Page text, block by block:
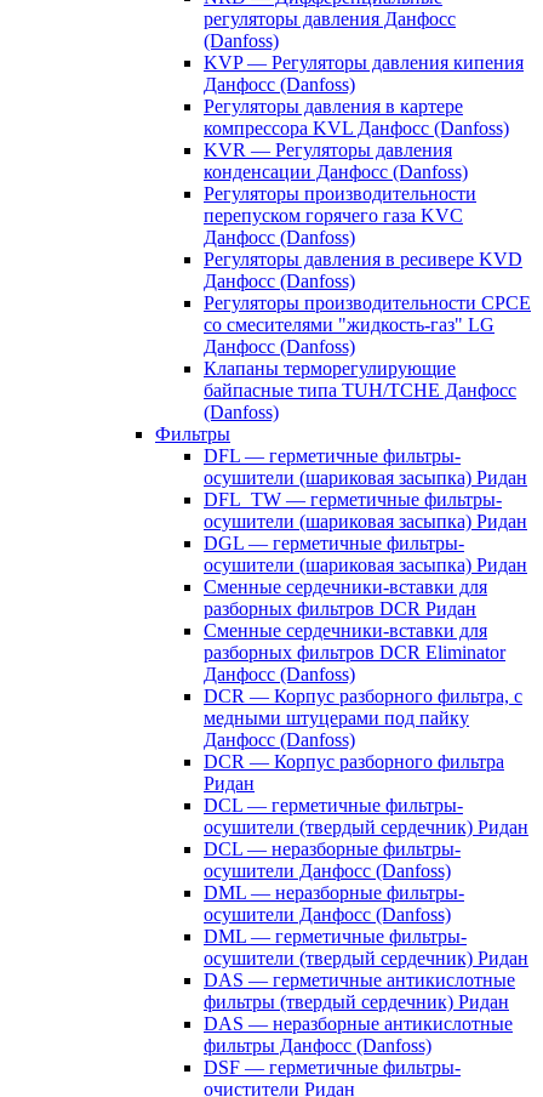
регуляторы давления Данфосс
(Danfoss)
KVP — Регуляторы давления кипения
Данфосс (Danfoss)
Регуляторы давления в картере
компрессора KVL Данфосс (Danfoss)
KVR — Регуляторы давления
конденсации Данфосс (Danfoss)
Регуляторы производительности
перепуском горячего газа KVC
Данфосс (Danfoss)
Регуляторы давления в ресивере KVD
Данфосс (Danfoss)
Регуляторы производительности CPCE
со смесителями "жидкость-газ" LG
Данфосс (Danfoss)
Клапаны терморегулирующие
байпасные типа TUH/TCHE Данфосс
(Danfoss)
Фильтры
DFL — герметичные фильтры-
осушители (шариковая засыпка) Ридан
DFL_TW — герметичные фильтры-
осушители (шариковая засыпка) Ридан
DGL — герметичные фильтры-
осушители (шариковая засыпка) Ридан
Сменные сердечники-вставки для
разборных фильтров DCR Ридан
Сменные сердечники-вставки для
разборных фильтров DCR Eliminator
Данфосс (Danfoss)
DCR — Корпус разборного фильтра, с
медными штуцерами под пайку
Данфосс (Danfoss)
DCR — Корпус разборного фильтра
Ридан
DCL — герметичные фильтры-
осушители (твердый сердечник) Ридан
DCL — неразборные фильтры-
осушители Данфосс (Danfoss)
DML — неразборные фильтры-
осушители Данфосс (Danfoss)
DML — герметичные фильтры-
осушители (твердый сердечник) Ридан
DAS — герметичные антикислотные
фильтры (твердый сердечник) Ридан
DAS — неразборные антикислотные
фильтры Данфосс (Danfoss)
DSF — герметичные фильтры-
очистители Ридан